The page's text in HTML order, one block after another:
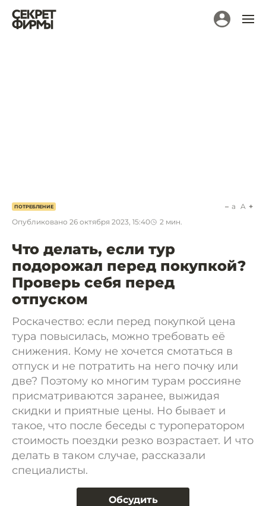
ПОТРЕБЛЕНИЕ
Опубликовано 26 октября 2023, 15:40 2 мин.
a A
Что делать, если тур
подорожал перед покупкой?
Проверь себя перед
отпуском
Роскачество: если перед покупкой цена
тура повысилась, можно требовать её
снижения. Кому не хочется смотаться в
отпуск и не потратить на него почку или
две? Поэтому ко многим турам россияне
присматриваются заранее, выжидая
скидки и приятные цены. Но бывает и
такое, что после беседы с туроператором
стоимость поездки резко возрастает. И что
делать в таком случае, рассказали
специалисты.
Обсудить